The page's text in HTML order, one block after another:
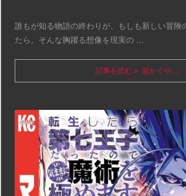
誰もが知る物語の終わりが、もしも新しい冒険
たら。そんな胸躍る想像を現実の ...
記事を読む 超かぐや ...